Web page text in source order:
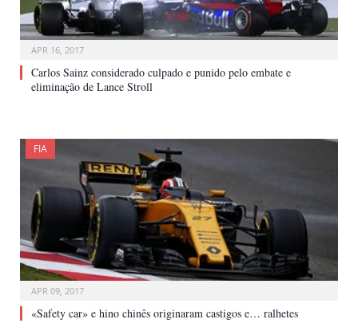
APR 16, 2017
Carlos Sainz considerado culpado e punido pelo embate e
eliminação de Lance Stroll
FIA
APR 09, 2017
«Safety car» e hino chinês originaram castigos e… ralhetes